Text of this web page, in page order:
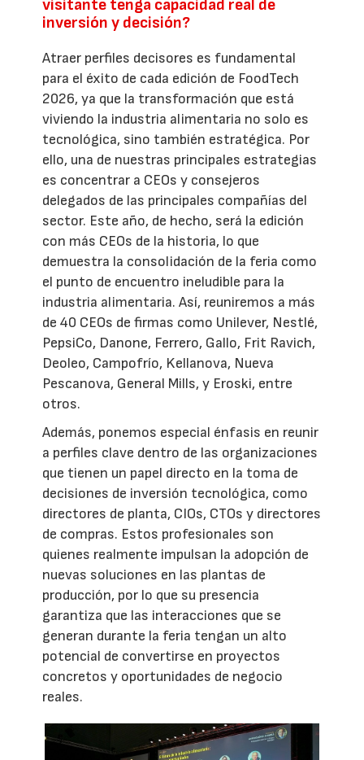
visitante tenga capacidad real de
inversión y decisión?
Atraer perfiles decisores es fundamental
para el éxito de cada edición de FoodTech
2026, ya que la transformación que está
viviendo la industria alimentaria no solo es
tecnológica, sino también estratégica. Por
ello, una de nuestras principales estrategias
es concentrar a CEOs y consejeros
delegados de las principales compañías del
sector. Este año, de hecho, será la edición
con más CEOs de la historia, lo que
demuestra la consolidación de la feria como
el punto de encuentro ineludible para la
industria alimentaria. Así, reuniremos a más
de 40 CEOs de firmas como Unilever, Nestlé,
PepsiCo, Danone, Ferrero, Gallo, Frit Ravich,
Deoleo, Campofrío, Kellanova, Nueva
Pescanova, General Mills, y Eroski, entre
otros.
Además, ponemos especial énfasis en reunir
a perfiles clave dentro de las organizaciones
que tienen un papel directo en la toma de
decisiones de inversión tecnológica, como
directores de planta, CIOs, CTOs y directores
de compras. Estos profesionales son
quienes realmente impulsan la adopción de
nuevas soluciones en las plantas de
producción, por lo que su presencia
garantiza que las interacciones que se
generan durante la feria tengan un alto
potencial de convertirse en proyectos
concretos y oportunidades de negocio
reales.